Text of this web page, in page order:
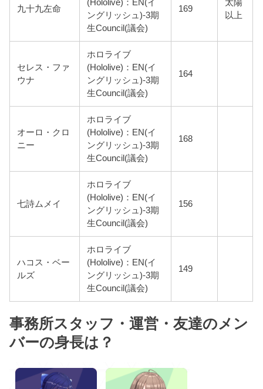
九十九左命
(Hololive)：EN(イ
ングリッシュ)-3期
生Council(議会)
169
太陽
以上
セレス・ファ
ウナ
ホロライブ
(Hololive)：EN(イ
ングリッシュ)-3期
生Council(議会)
164
オーロ・クロ
ニー
ホロライブ
(Hololive)：EN(イ
ングリッシュ)-3期
生Council(議会)
168
七詩ムメイ
ホロライブ
(Hololive)：EN(イ
ングリッシュ)-3期
生Council(議会)
156
ハコス・ベー
ルズ
ホロライブ
(Hololive)：EN(イ
ングリッシュ)-3期
生Council(議会)
149
事務所スタッフ・運営・友達のメン
バーの身長は？